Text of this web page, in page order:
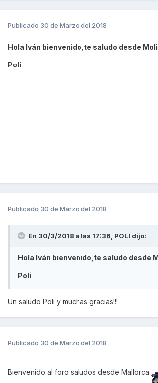
Publicado 30 de Marzo del 2018
Hola Iván bienvenido,te saludo desde
Poli
Publicado 30 de Marzo del 2018
En 30/3/2018 a las 17:36, POLI dijo:
Hola Iván bienvenido,te saludo desde
Poli
Un saludo Poli y muchas gracias!!!
Publicado 30 de Marzo del 2018
Bienvenido al foro saludos desde Mallorca